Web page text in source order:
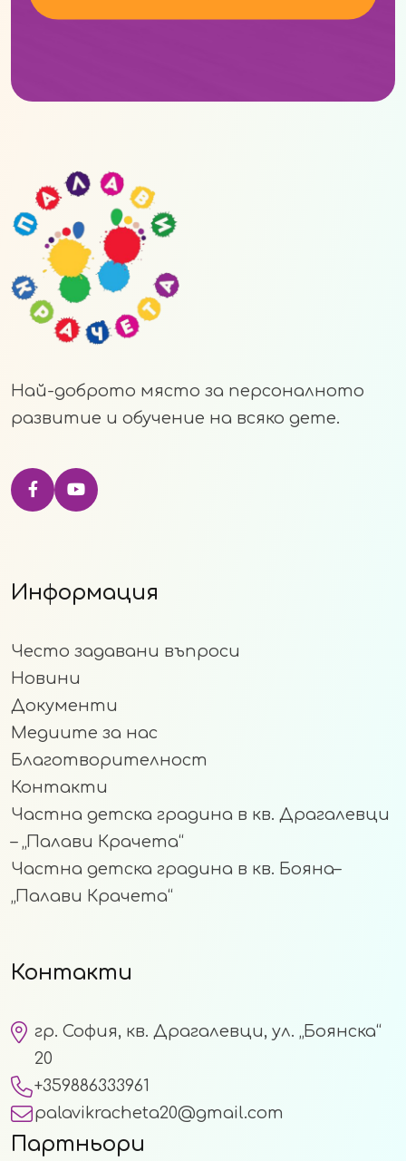
Най-доброто място за персоналното
развитие и обучение на всяко дете.
Информация
Често задавани въпроси
Новини
Документи
Медиите за нас
Благотворителност
Контакти
Частна детска градина в кв. Драгалевци
– „Палави Крачета“
Частна детска градина в кв. Бояна–
„Палави Крачета“
Контакти
гр. София, кв. Драгалевци, ул. „Боянска“
20
+359886333961
palavikracheta20@gmail.com
Партньори